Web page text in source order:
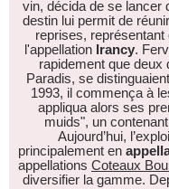
vin, décida de se lancer
destin lui permit de
reprises,
l'appellationIrancy.
rapidement que deux
Paradis, se
1993, il commença à
appliqua alors ses
muids", un
Aujourd’hui,
principalement en
appellations Coteaux
diversifier la gamme.